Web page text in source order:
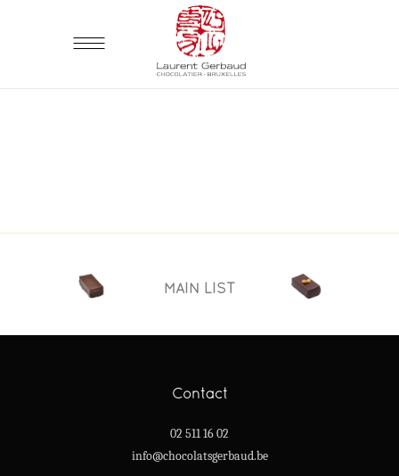
MAIN LIST
Contact
02 511 16 02
info@chocolatsgerbaud.be